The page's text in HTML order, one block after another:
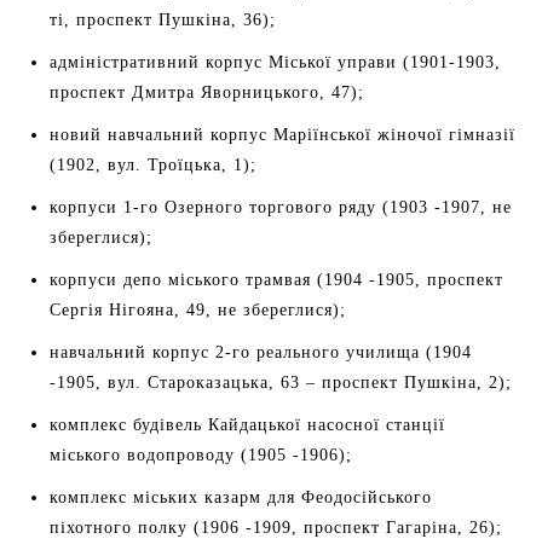
ті, проспект Пушкіна, 36);
адміністративний корпус Міської управи (1901-1903,
проспект Дмитра Яворницького, 47);
новий навчальний корпус Маріїнської жіночої гімназії
(1902, вул. Троїцька, 1);
корпуси 1-го Озерного торгового ряду (1903 -1907, не
збереглися);
корпуси депо міського трамвая (1904 -1905, проспект
Сергія Нігояна, 49, не збереглися);
навчальний корпус 2-го реального училища (1904
-1905, вул. Староказацька, 63 – проспект Пушкіна, 2);
комплекс будівель Кайдацької насосної станції
міського водопроводу (1905 -1906);
комплекс міських казарм для Феодосійського
піхотного полку (1906 -1909, проспект Гагаріна, 26);